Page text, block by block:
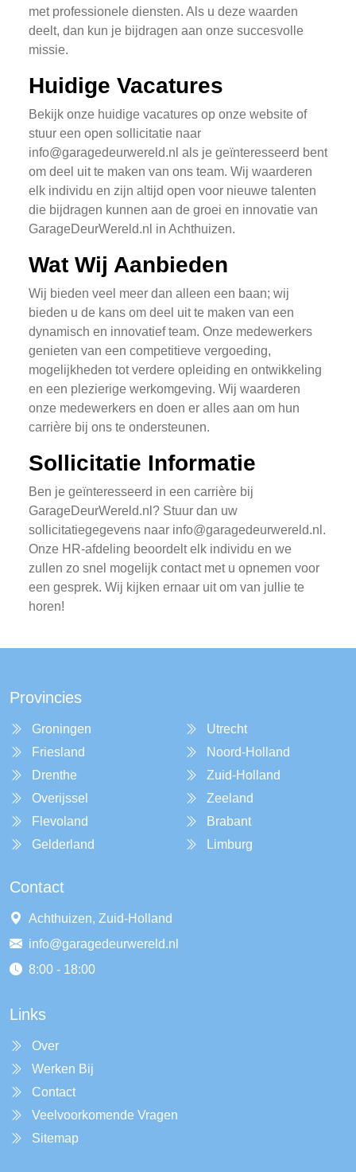
met professionele diensten. Als u deze waarden
deelt, dan kun je bijdragen aan onze succesvolle
missie.
Huidige Vacatures
Bekijk onze huidige vacatures op onze website of
stuur een open sollicitatie naar
info@garagedeurwereld.nl als je geïnteresseerd bent
om deel uit te maken van ons team. Wij waarderen
elk individu en zijn altijd open voor nieuwe talenten
die bijdragen kunnen aan de groei en innovatie van
GarageDeurWereld.nl in Achthuizen.
Wat Wij Aanbieden
Wij bieden veel meer dan alleen een baan; wij
bieden u de kans om deel uit te maken van een
dynamisch en innovatief team. Onze medewerkers
genieten van een competitieve vergoeding,
mogelijkheden tot verdere opleiding en ontwikkeling
en een plezierige werkomgeving. Wij waarderen
onze medewerkers en doen er alles aan om hun
carrière bij ons te ondersteunen.
Sollicitatie Informatie
Ben je geïnteresseerd in een carrière bij
GarageDeurWereld.nl? Stuur dan uw
sollicitatiegegevens naar info@garagedeurwereld.nl .
Onze HR-afdeling beoordelt elk individu en we
zullen zo snel mogelijk contact met u opnemen voor
een gesprek. Wij kijken ernaar uit om van jullie te
horen!
Provincies
Groningen
Friesland
Drenthe
Overijssel
Flevoland
Gelderland
Utrecht
Noord-Holland
Zuid-Holland
Zeeland
Brabant
Limburg
Contact
Achthuizen, Zuid-Holland
info@garagedeurwereld.nl
8:00 - 18:00
Links
Over
Werken Bij
Contact
Veelvoorkomende Vragen
Sitemap